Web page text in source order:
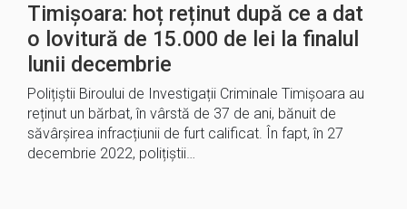
Timișoara: hoț reținut după ce a dat
o lovitură de 15.000 de lei la finalul
lunii decembrie
Polițiștii Biroului de Investigații Criminale Timișoara au
reținut un bărbat, în vârstă de 37 de ani, bănuit de
săvârșirea infracțiunii de furt calificat. În fapt, în 27
decembrie 2022, polițiștii…